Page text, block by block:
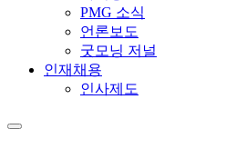
PMG 소식
언론보도
굿모닝 저널
인재채용
인사제도